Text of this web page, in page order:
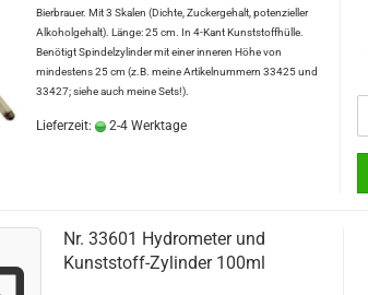
Bierbrauer. Mit 3 Skalen (Dichte, Zuckergehalt, potenzieller
Alkoholgehalt). Länge: 25 cm. In 4-Kant Kunststoffhülle.
Benötigt Spindelzylinder mit einer inneren Höhe von
mindestens 25 cm (z.B. meine Artikelnummern 33425 und
33427; siehe auch meine Sets!).
Lieferzeit: 2-4 Werktage
Nr. 33601 Hydrometer und
Kunststoff-Zylinder 100ml